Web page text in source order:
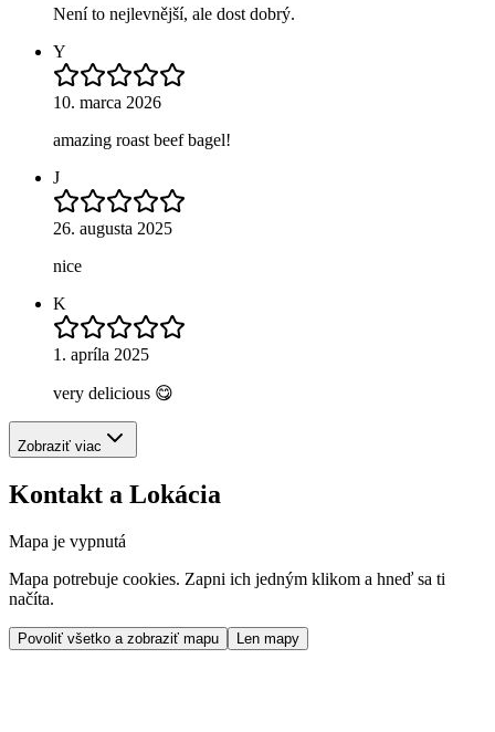
Není to nejlevnější, ale dost dobrý.
Y
10. marca 2026
amazing roast beef bagel!
J
26. augusta 2025
nice
K
1. apríla 2025
very delicious 😋
Zobraziť viac
Kontakt a Lokácia
Mapa je vypnutá
Mapa potrebuje cookies. Zapni ich jedným klikom a hneď sa ti
načíta.
Povoliť všetko a zobraziť mapu Len mapy